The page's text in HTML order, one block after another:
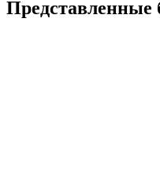
Представленные